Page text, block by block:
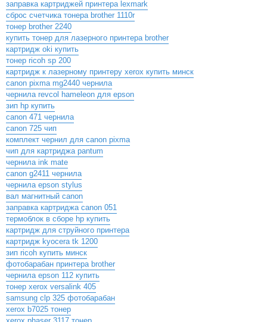
заправка картриджей принтера lexmark
сброс счетчика тонера brother 1110r
тонер brother 2240
купить тонер для лазерного принтера brother
картридж oki купить
тонер ricoh sp 200
картридж к лазерному принтеру xerox купить минск
canon pixma mg2440 чернила
чернила revcol hameleon для epson
зип hp купить
canon 471 чернила
canon 725 чип
комплект чернил для canon pixma
чип для картриджа pantum
чернила ink mate
canon g2411 чернила
чернила epson stylus
вал магнитный canon
заправка картриджа canon 051
термоблок в сборе hp купить
картридж для струйного принтера
картридж kyocera tk 1200
зип ricoh купить минск
фотобарабан принтера brother
чернила epson 112 купить
тонер xerox versalink 405
samsung clp 325 фотобарабан
xerox b7025 тонер